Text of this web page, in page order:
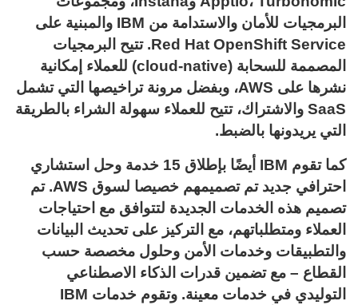
البرمجيات للأمان والاستدامة من IBM والمبنية على
Red Hat OpenShift Service. تتيح البرمجيات
المصممة للسحابة (cloud-native) للعملاء إمكانية
نشرها على AWS، وبفضل مرونة تراخيصها التي تشمل
SaaS والاشتراك، تتيح للعملاء سهولة الشراء بالطريقة
التي يريدونها بالضبط.
كما تقوم IBM أيضًا بإطلاق 15 خدمة وحل استشاري
احترافي جديد تم تصميمهم خصيصا لسوق AWS. تم
تصميم هذه الخدمات الجديدة لتتوافق مع احتياجات
العملاء ومتطلباتهم، مع التركيز على تحديث البيانات
والتطبيقات وخدمات الأمن وحلول مخصصة حسب
القطاع – مع تضمين قدرات الذكاء الاصطناعي
التوليدي في خدمات معينة. وتقوم خدمات IBM